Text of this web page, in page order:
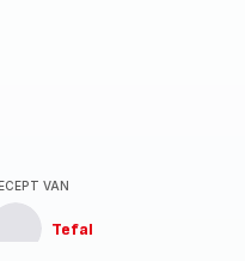
VAN
Tefal